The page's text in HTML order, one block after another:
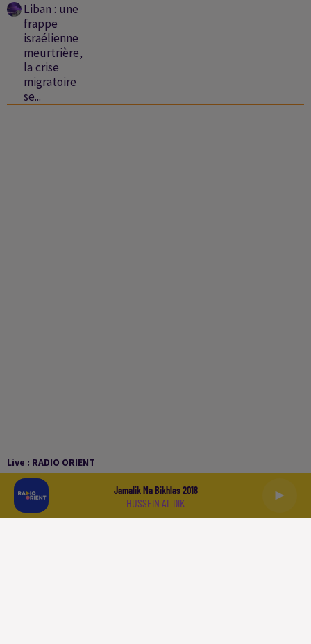
Live : RADIO ORIENT
Jamalik Ma Bikhlas 2018
HUSSEIN AL DIK
Liban : une
frappe
israélienne
meurtrière,
la crise
migratoire
se...